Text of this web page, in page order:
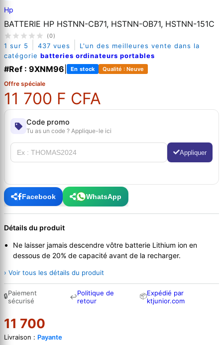
Hp
BATTERIE HP HSTNN-CB71, HSTNN-OB71, HSTNN-151C
(0)
1 sur 5 437 vues
L'un des meilleures vente dans la
catégorie batteries ordinateurs portables
#Ref : 9XNM96 En stock Qualité : Neuve
Offre spéciale
11 700 F CFA
Code promo
Tu as un code ? Applique-le ici
Appliquer
Facebook WhatsApp
Détails du produit
Ne laisser jamais descendre vôtre batterie Lithium ion en
dessous de 20% de capacité avant de la recharger.
› Voir tous les détails du produit
🔒Paiement
sécurisé
↩Politique de
retour
📦Expédié par
ktjunior.com
11 700
Livraison : Payante